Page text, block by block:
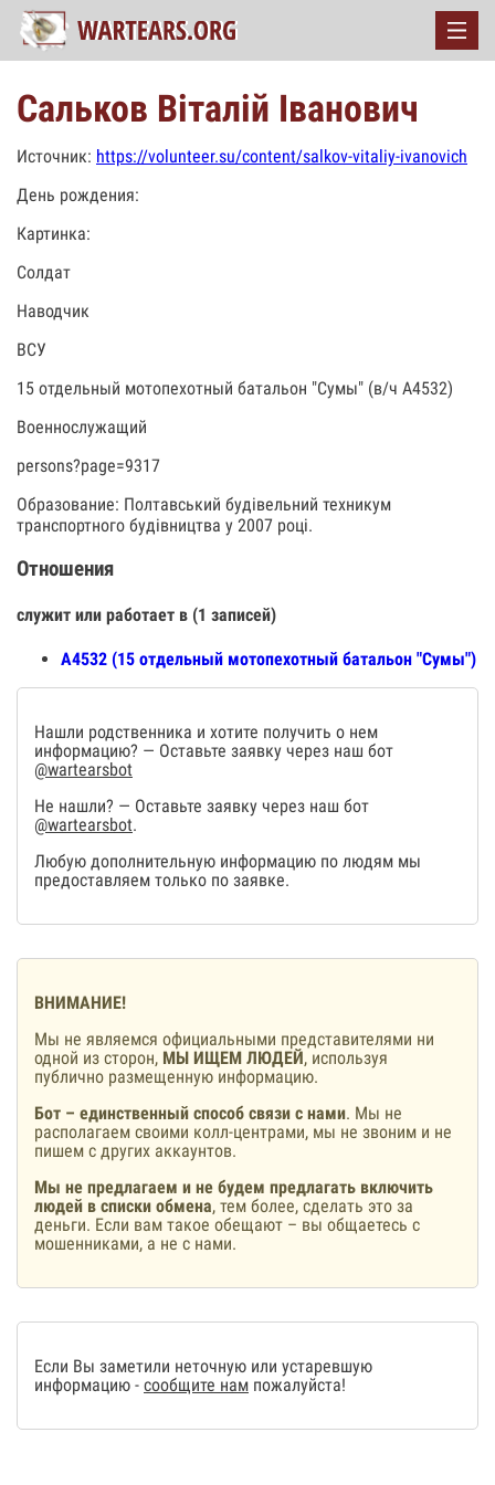
Сальков Віталій Іванович
Источник: https://volunteer.su/content/salkov-vitaliy-ivanovich
День рождения:
Картинка:
Солдат
Наводчик
ВСУ
15 отдельный мотопехотный батальон "Сумы" (в/ч А4532)
Военнослужащий
persons?page=9317
Образование: Полтавський будівельний техникум
транспортного будівництва у 2007 році.
Отношения
служит или работает в (1 записей)
А4532 (15 отдельный мотопехотный батальон "Сумы")
Нашли родственника и хотите получить о нем
информацию? — Оставьте заявку через наш бот
@wartearsbot
Не нашли? — Оставьте заявку через наш бот
@wartearsbot.
Любую дополнительную информацию по людям мы
предоставляем только по заявке.
ВНИМАНИЕ!
Мы не являемся официальными представителями ни
одной из сторон, МЫ ИЩЕМ ЛЮДЕЙ, используя
публично размещенную информацию.
Бот – единственный способ связи с нами. Мы не
располагаем своими колл-центрами, мы не звоним и не
пишем с других аккаунтов.
Мы не предлагаем и не будем предлагать включить
людей в списки обмена, тем более, сделать это за
деньги. Если вам такое обещают – вы общаетесь с
мошенниками, а не с нами.
Если Вы заметили неточную или устаревшую
информацию - сообщите нам пожалуйста!